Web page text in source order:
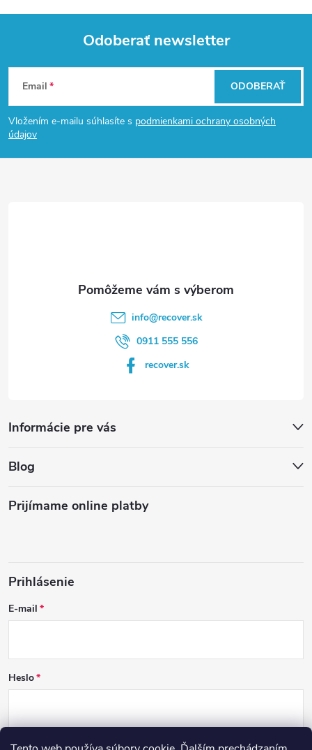
Z
á
p
Odoberať newsletter
Email
Vložením e-mailu súhlasíte s podmienkami ochrany osobných
údajov
ODOBERAŤ
info@recover.sk
0911 555 556
recover.sk
Informácie pre vás
Blog
Prijímame online platby
Prihlásenie
E-mail
Heslo